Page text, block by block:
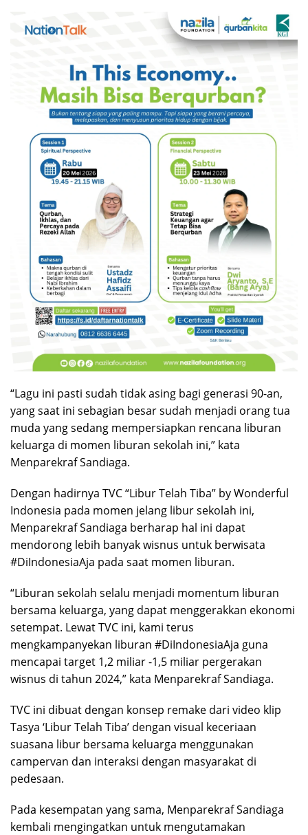
“Lagu ini pasti sudah tidak asing bagi generasi 90-an,
yang saat ini sebagian besar sudah menjadi orang tua
muda yang sedang mempersiapkan rencana liburan
keluarga di momen liburan sekolah ini,” kata
Menparekraf Sandiaga.
Dengan hadirnya TVC “Libur Telah Tiba” by Wonderful
Indonesia pada momen jelang libur sekolah ini,
Menparekraf Sandiaga berharap hal ini dapat
mendorong lebih banyak wisnus untuk berwisata
#DiIndonesiaAja pada saat momen liburan.
“Liburan sekolah selalu menjadi momentum liburan
bersama keluarga, yang dapat menggerakkan ekonomi
setempat. Lewat TVC ini, kami terus
mengkampanyekan liburan #DiIndonesiaAja guna
mencapai target 1,2 miliar -1,5 miliar pergerakan
wisnus di tahun 2024,” kata Menparekraf Sandiaga.
TVC ini dibuat dengan konsep remake dari video klip
Tasya ‘Libur Telah Tiba’ dengan visual keceriaan
suasana libur bersama keluarga menggunakan
campervan dan interaksi dengan masyarakat di
pedesaan.
Pada kesempatan yang sama, Menparekraf Sandiaga
kembali mengingatkan untuk mengutamakan